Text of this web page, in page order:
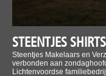
STEENTJES
Steentjes Makelaars en
verbonden aan
Lichtenvoordse